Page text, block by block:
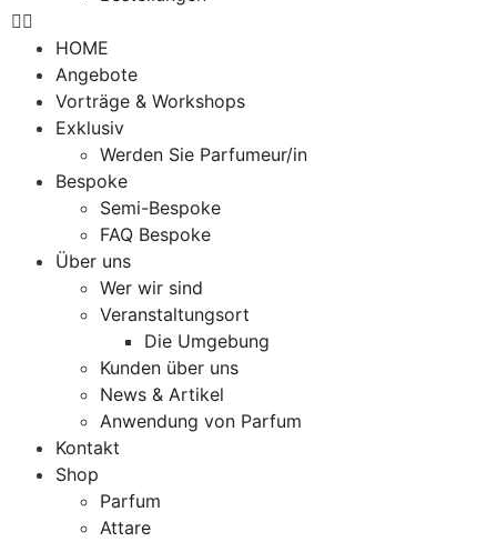
HOME
Angebote
Vorträge & Workshops
Exklusiv
Werden Sie Parfumeur/in
Bespoke
Semi-Bespoke
FAQ Bespoke
Über uns
Wer wir sind
Veranstaltungsort
Die Umgebung
Kunden über uns
News & Artikel
Anwendung von Parfum
Kontakt
Shop
Parfum
Attare